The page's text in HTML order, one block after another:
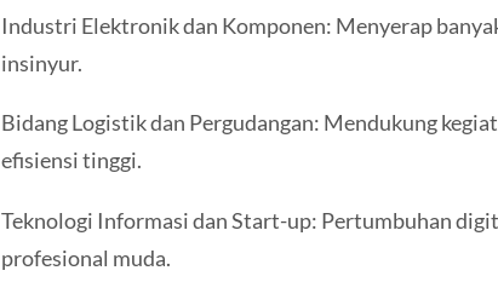
Industri Elektronik dan Komponen: Menyerap
insinyur.
Bidang Logistik dan Pergudangan: Mendukung
efisiensi tinggi.
Teknologi Informasi dan Start-up: Pertumbuhan
profesional muda.